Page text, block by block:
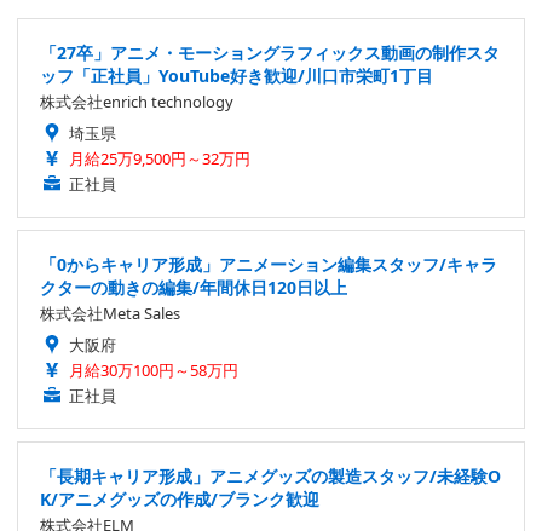
「27卒」アニメ・モーショングラフィックス動画の制作スタ
ッフ「正社員」YouTube好き歓迎/川口市栄町1丁目
株式会社enrich technology
埼玉県
月給25万9,500円～32万円
正社員
「0からキャリア形成」アニメーション編集スタッフ/キャラ
クターの動きの編集/年間休日120日以上
株式会社Meta Sales
大阪府
月給30万100円～58万円
正社員
「長期キャリア形成」アニメグッズの製造スタッフ/未経験O
K/アニメグッズの作成/ブランク歓迎
株式会社ELM